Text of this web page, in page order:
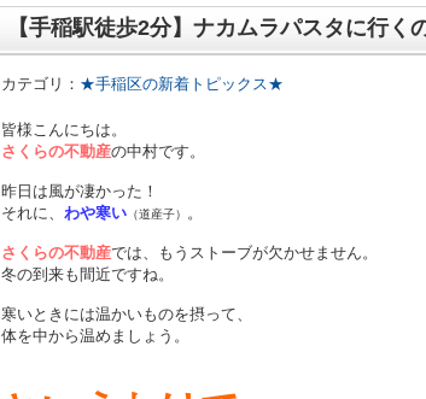
【手稲駅徒歩2分】ナカムラパスタに行く
カテゴリ： ★手稲区の新着トピックス★
皆様こんにちは。
さくらの不動産の中村です。
昨日は風が凄かった！
それに、 わや寒い （道産子） 。
さくらの不動産では、もうストーブが欠かせません。
冬の到来も間近ですね。
寒いときには温かいものを摂って、
体を中から温めましょう。